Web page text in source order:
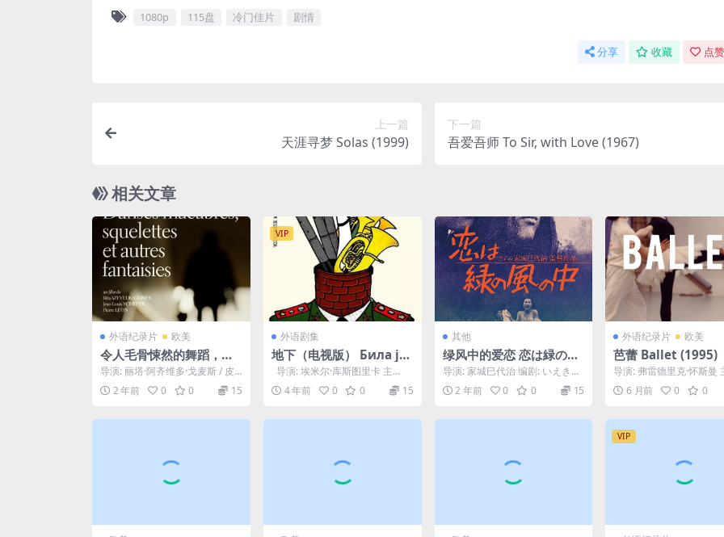
1080p 115盘 冷门佳片 剧情
分享 收藏 点
上一篇
天涯寻梦 Solas (1999)
下一篇
吾爱吾师 To Sir, with Love (1967)
相关文章
外语纪录片 欧美
令人毛骨悚然的舞蹈，骷
髅和其他幻想 Danses m
acabres, squelettes et
autres fantaisies (201
导演: 丽塔·阿齐维多·戈麦斯 / 皮
埃尔·雷昂 / Jean-Louis Sc...
2 年前 0 0 15
VIP
外语剧集
地下（电视版） Била је
дном једна земља (19
96)
导演: 埃米尔·库斯图里卡 主
演: 米基·马诺伊洛维奇 / 米里亚...
4 年前 0 0 15
其他
绿风中的爱恋 恋は緑の風
の中 (1974)
导演: 家城巳代治 编剧: いえきひ
さこ 主演: 佐藤佑介 / 原田美枝
子 / ...2 年前 0 0 15
外语纪录片 欧美
芭蕾 Ballet (1995)
导演: 弗雷德里克·怀斯曼
里奥·博卡 / 亚历山德拉·费
u...6 月前 0 0
VIP